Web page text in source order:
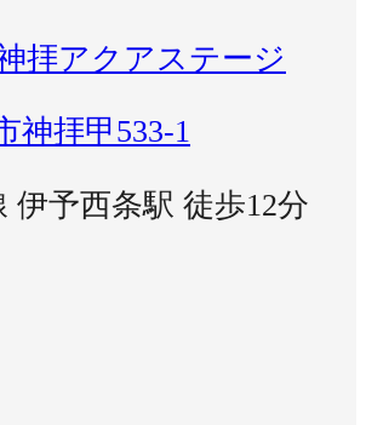
拝アクアステージ
神拝甲533-1
伊予西条駅 徒歩12分